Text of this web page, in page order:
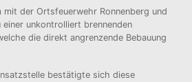
mit der Ortsfeuerwehr Ronnenberg und
unkontrolliert brennenden
die direkt angrenzende Bebauung
bestätigte sich diese